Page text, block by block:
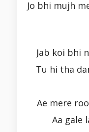
Jo bhi mujh
Jab koi bhi
Tu hi tha
Ae mere
Aa gale